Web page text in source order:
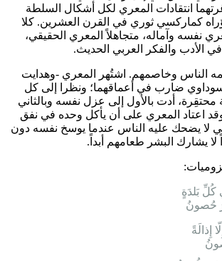
انتقادات المعري لكل أشكال السلطة
كماركسي ثوري في القرن العشرين. كلا
نفسه وآماله، متجاهلاً المعري الحقيقي،
الأدب والفكر العربي الحديث.
الناس وخاصمهم. اشتُهر المعري -وهدايت
ضارب في أعماقهما؛ ونظرا إلى كل
محتقِرة، أدت بالأول إلى عزل نفسه وبالثاني
وقد اعتاد المعري على أن يأكل وحده في نفق
لا يضحك عليه الناس عندما يوسخ نفسه دون
لا يشارك البشر طعامهم أبداً.
كُلِّ بَلدَةٍ
حُصونُ
إِذالَةً